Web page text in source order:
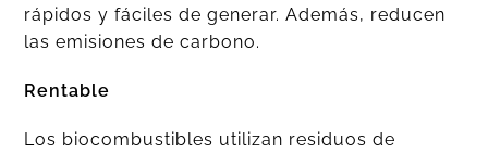
rápidos y fáciles de generar. Además, reducen
las emisiones de carbono.
Rentable
Los biocombustibles utilizan residuos de